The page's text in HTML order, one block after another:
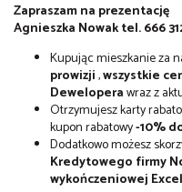
Zapraszam na prezentację
Agnieszka Nowak tel. 666
Kupując mieszkanie za
prowizji,wszystkie
Deweloperawraz z
Otrzymujesz karty
kupon rabatowy-10%
Dodatkowo możesz
Kredytowego firmy
wykończeniowej